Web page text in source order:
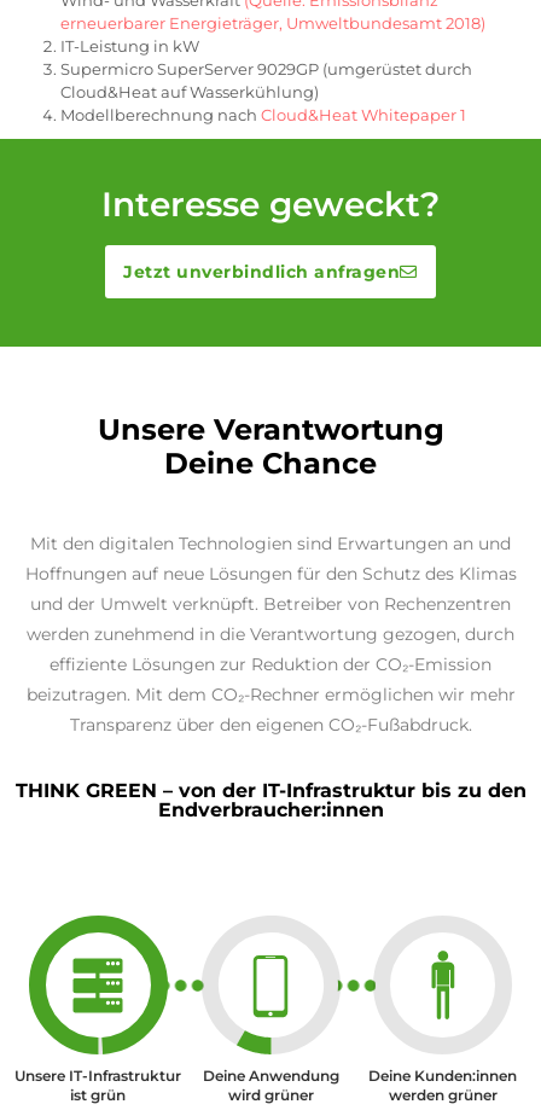
erneuerbarer Energieträger, Umweltbundesamt 2018)
IT-Leistung in kW
Supermicro SuperServer 9029GP (umgerüstet durch
Cloud&Heat auf Wasserkühlung)
Modellberechnung nach Cloud&Heat Whitepaper 1
Interesse geweckt?
Jetzt unverbindlich anfragen
Unsere Verantwortung
Deine Chance
Mit den digitalen Technologien sind Erwartungen an und
Hoffnungen auf neue Lösungen für den Schutz des Klimas
und der Umwelt verknüpft. Betreiber von Rechenzentren
werden zunehmend in die Verantwortung gezogen, durch
effiziente Lösungen zur Reduktion der CO₂-Emission
beizutragen. Mit dem CO₂-Rechner ermöglichen wir mehr
Transparenz über den eigenen CO₂-Fußabdruck.
THINK GREEN – von der IT-Infrastruktur bis zu den
Endverbraucher:innen
Unsere IT-Infrastruktur
ist grün
Deine Anwendung
wird grüner
Deine Kunden:innen
werden grüner